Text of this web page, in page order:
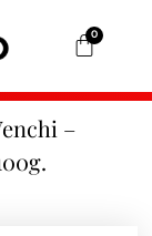
0
–